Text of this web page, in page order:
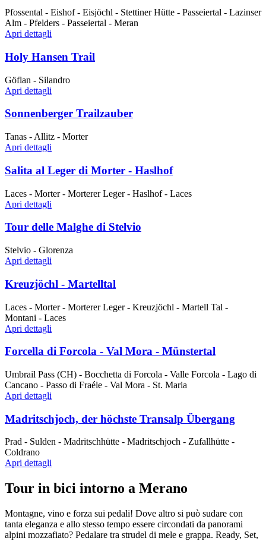
Pfossental - Eishof - Eisjöchl - Stettiner Hütte - Passeiertal - Lazinser
Alm - Pfelders - Passeiertal - Meran
Apri dettagli
Holy Hansen Trail
Göflan - Silandro
Apri dettagli
Sonnenberger Trailzauber
Tanas - Allitz - Morter
Apri dettagli
Salita al Leger di Morter - Haslhof
Laces - Morter - Morterer Leger - Haslhof - Laces
Apri dettagli
Tour delle Malghe di Stelvio
Stelvio - Glorenza
Apri dettagli
Kreuzjöchl - Martelltal
Laces - Morter - Morterer Leger - Kreuzjöchl - Martell Tal -
Montani - Laces
Apri dettagli
Forcella di Forcola - Val Mora - Münstertal
Umbrail Pass (CH) - Bocchetta di Forcola - Valle Forcola - Lago di
Cancano - Passo di Fraéle - Val Mora - St. Maria
Apri dettagli
Madritschjoch, der höchste Transalp Übergang
Prad - Sulden - Madritschhütte - Madritschjoch - Zufallhütte -
Coldrano
Apri dettagli
Tour in bici intorno a Merano
Montagne, vino e forza sui pedali! Dove altro si può sudare con
tanta eleganza e allo stesso tempo essere circondati da panorami
alpini mozzafiato? Pedalare tra strudel di mele e grappa. Ready, Set,